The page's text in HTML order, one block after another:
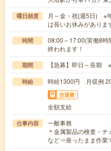
曜日頻度
月～金・祝(週5日) ※
は長いお休みがありま
時間
08:00～17:00(実働8
終われます！
期間 【急募】即日～長期
時給 時給1300円 月収例
交通費
全額支給
仕事内容
一般事務
＊金属製品の検査・
など⇒座ったまま作業